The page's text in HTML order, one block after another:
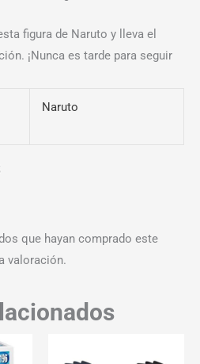
figura de Naruto y lleva el
¡Nunca es tarde para seguir
Naruto
que hayan comprado este
valoración.